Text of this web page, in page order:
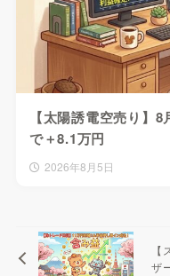
【太陽誘電空売り】
で＋8.1万円
2026年8月5日
ザ